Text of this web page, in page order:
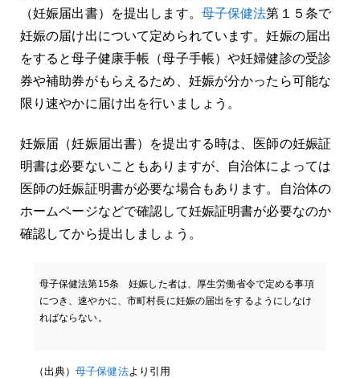
（妊娠届出書）を提出します。 母子保健法第１５条で
妊娠の届け出について定められています。妊娠の届出
をすると母子健康手帳（母子手帳）や妊婦健診の受診
券や補助券がもらえるため、妊娠が分かったら可能な
限り速やかに届け出を行いましょう。
妊娠届（妊娠届出書）を提出する時は、医師の妊娠証
明書は必要ないこともありますが、自治体によっては
医師の妊娠証明書が必要な場合もあります。自治体の
ホームページなどで確認して妊娠証明書が必要なのか
確認してから提出しましょう。
母子保健法第15条 妊娠した者は、厚生労働省令で定める事項
につき、速やかに、市町村長に妊娠の届出をするようにしなけ
ればならない。
（出典）母子保健法より引用